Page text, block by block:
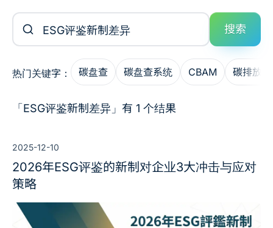
搜索文章
搜索
热门关键字： 碳盘查 碳盘查系统 CBAM 碳排放
「ESG评鉴新制差异」有 1 个结果
2025-12-10
2026年ESG评鉴的新制对企业3大冲击与应对
策略